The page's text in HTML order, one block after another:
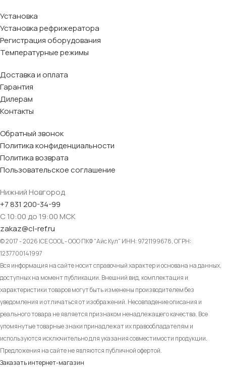
Установка
Установка рефрижератора
Регистрация оборудования
Температурные режимы
Доставка и оплата
Гарантия
Дилерам
Контакты
Обратный звонок
Политика конфиденциальности
Политика возврата
Пользовательское соглашение
Нижний Новгород
+7 831 200-34-99
С 10:00 до 19:00 МСК
zakaz@cl-ref.ru
© 2017 - 2026 ICE COOL - ООО ПКФ "Айс Кул" ИНН: 9721199678, ОГРН:
1237700141997
Вся информация на сайте носит справочный характер и основана на данных,
доступных на момент публикации. Внешний вид, комплектация и
характеристики товаров могут быть изменены производителем без
уведомления и отличаться от изображений. Несовпадение описания и
реального товара не является признаком ненадлежащего качества. Все
упомянутые товарные знаки принадлежат их правообладателям и
используются исключительно для указания совместимости продукции.
Предложения на сайте не являются публичной офертой.
Заказать интернет-магазин